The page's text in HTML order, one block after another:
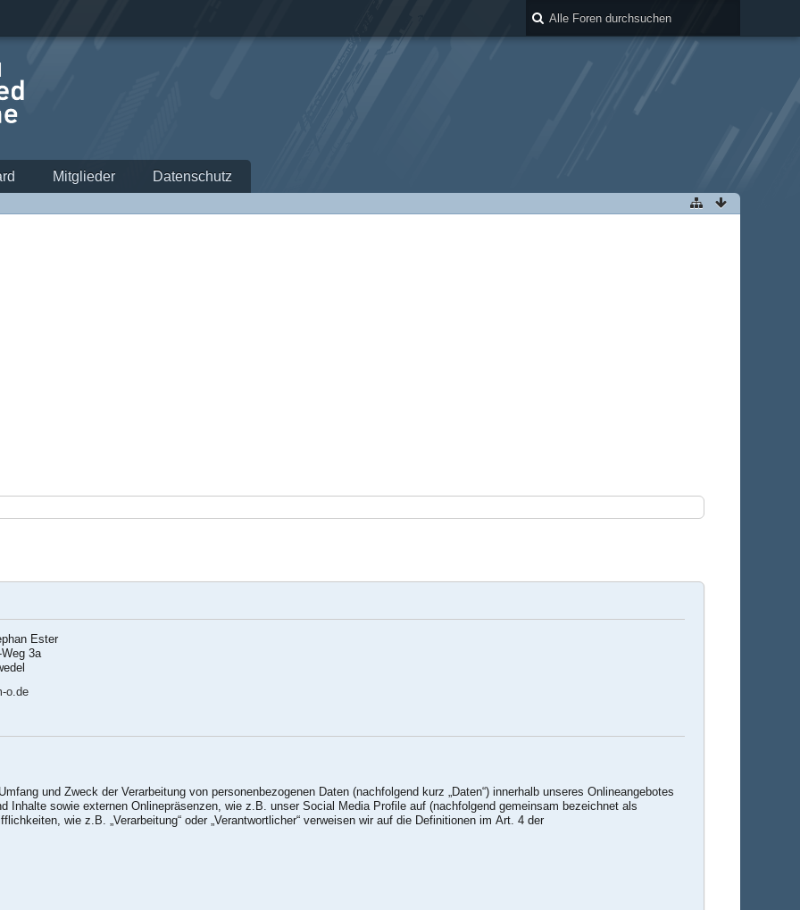
Mitglieder Datenschutz
Ester
3a
o.de
und Zweck der Verarbeitung von personenbezogenen Daten (nachfolgend kurz „Daten“) innerhalb unseres Onlineangebotes
Inhalte sowie externen Onlinepräsenzen, wie z.B. unser Social Media Profile auf (nachfolgend gemeinsam bezeichnet als
wie z.B. „Verarbeitung“ oder „Verantwortlicher“ verweisen wir auf die Definitionen im Art. 4 der